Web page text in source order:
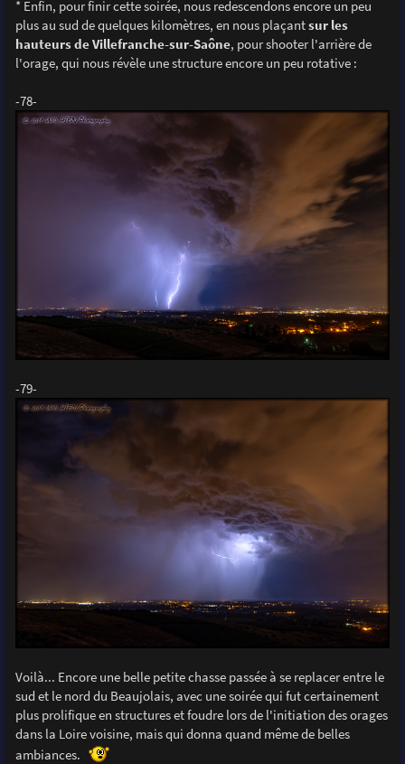
* Enfin, pour finir cette soirée, nous redescendons encore un peu
plus au sud de quelques kilomètres, en nous plaçantsur les
hauteurs de Villefranche-sur-Saône, pour shooter l'arrière de
l'orage, qui nous révèle une structure encore un peu rotative :
-78-
-79-
Voilà... Encore une belle petite chasse passée à se replacer entre le
sud et le nord du Beaujolais, avec une soirée qui fut certainement
plus prolifique en structures et foudre lors de l'initiation des orages
dans la Loire voisine, mais qui donna quand même de belles
ambiances.